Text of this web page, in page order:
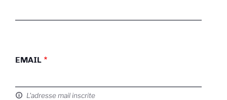
EMAIL
L'adresse mail inscrite